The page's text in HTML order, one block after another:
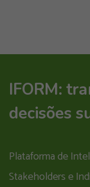
IFORM:
decisões
Plataforma de
Stakeholders e